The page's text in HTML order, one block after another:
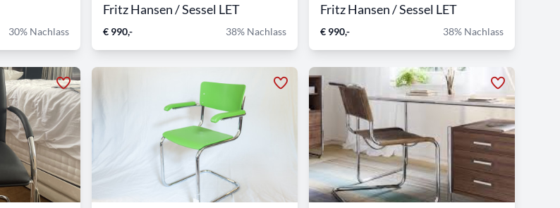
30% Nachlass
Fritz Hansen / Sessel LET
€ 990,- 38% Nachlass
Fritz Hansen / Sessel LET
€ 990,- 38% Nachlass